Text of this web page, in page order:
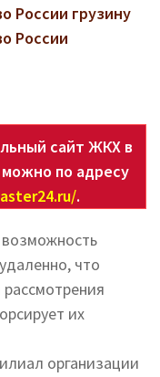
России грузину
России
сайт ЖКХ в
можно по адресу
.
что
их
организации